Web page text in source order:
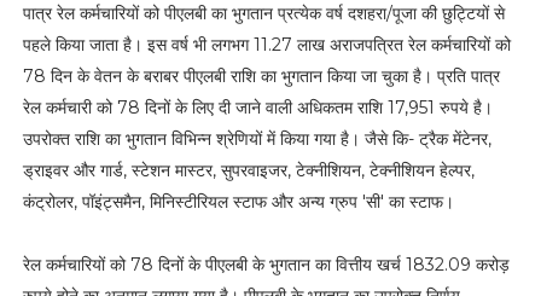
पात्र रेल कर्मचारियों को पीएलबी का भुगतान प्रत्येक वर्ष दशहरा/पूजा की छुट्टियों से
पहले किया जाता है। इस वर्ष भी लगभग 11.27 लाख अराजपत्रित रेल कर्मचारियों को
78 दिन के वेतन के बराबर पीएलबी राशि का भुगतान किया जा चुका है। प्रति पात्र
रेल कर्मचारी को 78 दिनों के लिए दी जाने वाली अधिकतम राशि 17,951 रुपये है।
उपरोक्त राशि का भुगतान विभिन्न श्रेणियों में किया गया है। जैसे कि- ट्रैक मेंटेनर,
ड्राइवर और गार्ड, स्टेशन मास्टर, सुपरवाइजर, टेक्नीशियन, टेक्नीशियन हेल्पर,
कंट्रोलर, पॉइंट्समैन, मिनिस्टीरियल स्टाफ और अन्य ग्रुप 'सी' का स्टाफ।
रेल कर्मचारियों को 78 दिनों के पीएलबी के भुगतान का वित्तीय खर्च 1832.09 करोड़